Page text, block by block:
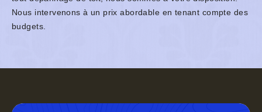
Nous intervenons à un prix abordable en tenant compte des
budgets.